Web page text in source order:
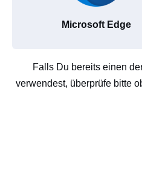
Microsoft Edge
Falls Du bereits einen
verwendest, überprüfe bitte